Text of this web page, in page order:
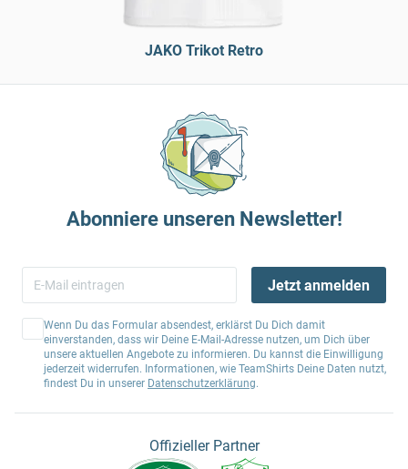
JAKO Trikot Retro
Abonniere unseren Newsletter!
Jetzt anmelden
Wenn Du das Formular absendest, erklärst Du Dich damit
einverstanden, dass wir Deine E-Mail-Adresse nutzen, um Dich über
unsere aktuellen Angebote zu informieren. Du kannst die Einwilligung
jederzeit widerrufen. Informationen, wie TeamShirts Deine Daten nutzt,
findest Du in unserer Datenschutzerklärung.
Offizieller Partner